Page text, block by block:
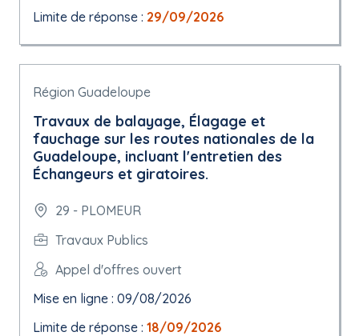
Limite de réponse : 29/09/2026
Région Guadeloupe
Travaux de balayage, Élagage et
fauchage sur les routes nationales de la
Guadeloupe, incluant l'entretien des
Échangeurs et giratoires.
29 - PLOMEUR
Travaux Publics
Appel d'offres ouvert
Mise en ligne : 09/08/2026
Limite de réponse : 18/09/2026